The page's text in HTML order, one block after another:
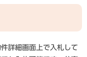
詳細画面上で入札して